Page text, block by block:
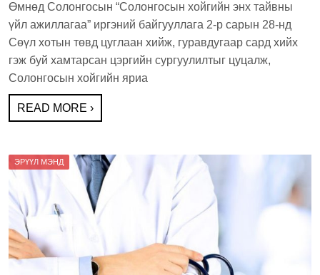
c
e
b
o
o
tt
er
t
ar
e
Өмнөд Солонгосын “Солонгосын хойгийн энх тайвны
үйл ажиллагаа” иргэний байгууллага 2-р сарын 28-нд
Сөүл хотын төвд цуглаан хийж, гуравдугаар сард хийх
гэж буй хамтарсан цэргийн сургуулилтыг цуцалж,
Солонгосын хойгийн яриа
READ MORE ›
ЭРҮҮЛ МЭНД